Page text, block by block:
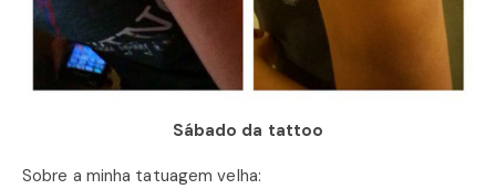
Sábado da tattoo
Sobre a minha tatuagem velha: